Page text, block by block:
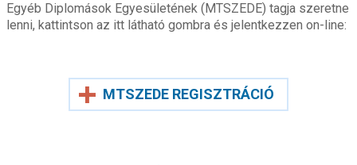
Egyéb Diplomások Egyesületének (MTSZEDE) tagja szeretne
lenni, kattintson az itt látható gombra és jelentkezzen on-line:
MTSZEDE REGISZTRÁCIÓ